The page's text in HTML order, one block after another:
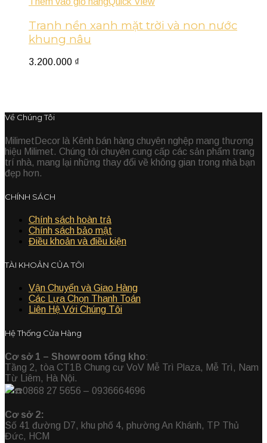
Tranh nền xanh mặt trời và non nước
khung nâu
3.200.000 ₫
Về Chúng Tôi
MilimetDecor là Kênh bán hàng chuyên nghệp mang thương
hiệu Milimet. Chúng tôi chuyên cung cấp các sản phẩm trang
trí nhà, mang lại những thay đổi về không gian trong nhà bạn
đẹp hơn.
CHÍNH SÁCH
Chính sách hoàn trả
Chính sách bảo mật
Điều khoản và điều kiện
TÀI KHOẢN CỦA TÔI
Vận Chuyển và Giao Hàng
Các Lựa Chọn Thanh Toán
Liên Hệ Với Chúng Tôi
Hệ Thống Cửa Hàng
Cơ sở 1 – Showroom tổng kho:
Tầng 2, tòa CT1B Chung cư VoV Mễ Trì Plaza, Mễ Trì, Nam
Từ Liêm, Hà Nội.
0868 27 5656 – 0936664696
Cơ sở 2:
Số 41 đường D7, khu phố 4, phường An Khánh, TP Thủ
Đức, HCM